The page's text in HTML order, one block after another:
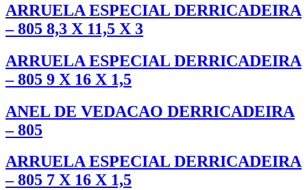
ARRUELA ESPECIAL DERRICADEIRA
– 805 8,3 X 11,5 X 3
ARRUELA ESPECIAL DERRICADEIRA
– 805 9 X 16 X 1,5
ANEL DE VEDACAO DERRICADEIRA
– 805
ARRUELA ESPECIAL DERRICADEIRA
– 805 7 X 16 X 1,5